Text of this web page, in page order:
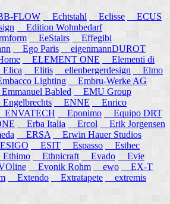
FLOW Echtstahl Eclisse
ECUS
Edition Wohnbedarf
EeStairs
Effegibi
Ego Paris
eigenmannDUROT
ELEMENT ONE
Elementi di
Elitis ellenbergerdesign
Elmo
Lighting
Embru-Werke AG
Babled
EMU Group
ENNE
Enrico
Eponimo
Equipo DRT
Erba Italia Ercol
Erik Jorgensen
ERSA
Erwin Hauer Studios
ESIT Espasso
Esthec
Ethnicraft Evado
Evie
Evonik Rohm ewo
EX-T
Extendo Extratapete
extremis